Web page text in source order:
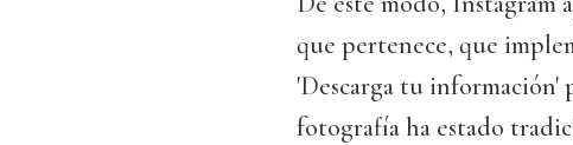
que pertenece, que
'Descarga tu información'
fotografía ha estado